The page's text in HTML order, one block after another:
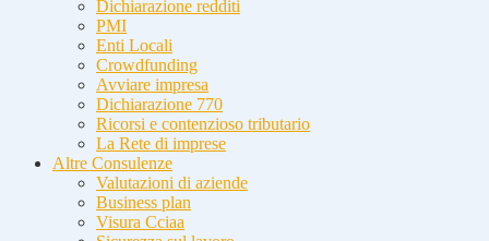
Dichiarazione redditi
PMI
Enti Locali
Crowdfunding
Avviare impresa
Dichiarazione 770
Ricorsi e contenzioso tributario
La Rete di imprese
Altre Consulenze
Valutazioni di aziende
Business plan
Visura Cciaa